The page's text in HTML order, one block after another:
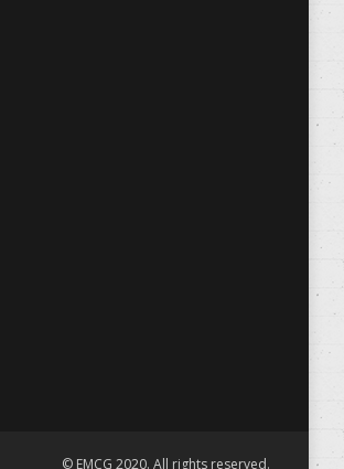
© EMCG 2020. All rights reserved.